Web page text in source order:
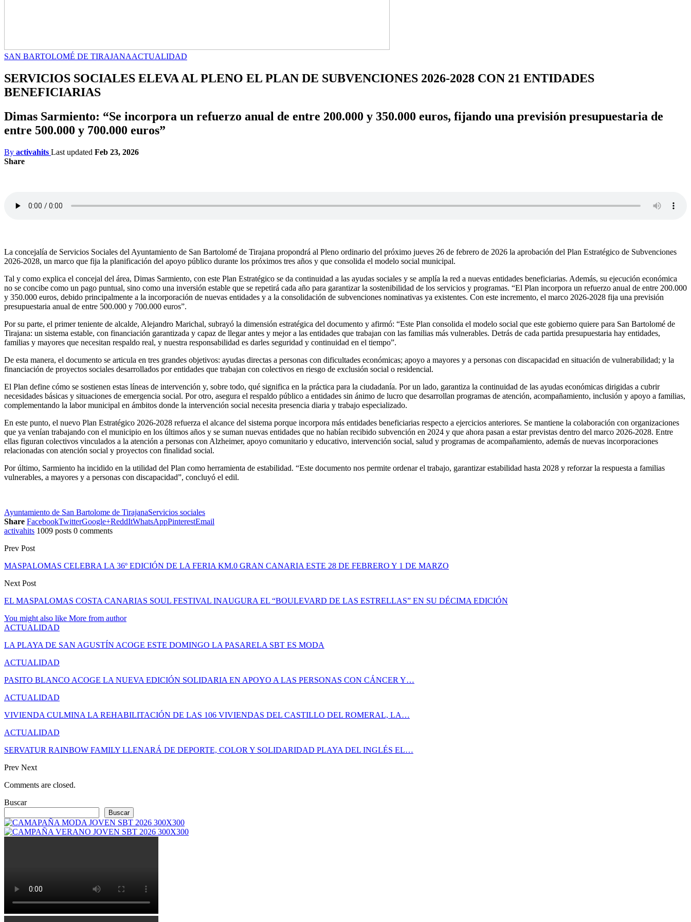
SAN BARTOLOMÉ DE TIRAJANAACTUALIDAD
SERVICIOS SOCIALES ELEVA AL PLENO EL PLAN DE SUBVENCIONES 2026-2028 CON 21 ENTIDADES
BENEFICIARIAS
Dimas Sarmiento: “Se incorpora un refuerzo anual de entre 200.000 y 350.000 euros, fijando una previsión presupuestaria de
entre 500.000 y 700.000 euros”
By activahits Last updated Feb 23, 2026
Share
La concejalía de Servicios Sociales del Ayuntamiento de San Bartolomé de Tirajana propondrá al Pleno ordinario del próximo jueves 26 de febrero de 2026 la aprobación del Plan Estratégico de Subvenciones
2026-2028, un marco que fija la planificación del apoyo público durante los próximos tres años y que consolida el modelo social municipal.
Tal y como explica el concejal del área, Dimas Sarmiento, con este Plan Estratégico se da continuidad a las ayudas sociales y se amplía la red a nuevas entidades beneficiarias. Además, su ejecución económica
no se concibe como un pago puntual, sino como una inversión estable que se repetirá cada año para garantizar la sostenibilidad de los servicios y programas. “El Plan incorpora un refuerzo anual de entre 200.000
y 350.000 euros, debido principalmente a la incorporación de nuevas entidades y a la consolidación de subvenciones nominativas ya existentes. Con este incremento, el marco 2026-2028 fija una previsión
presupuestaria anual de entre 500.000 y 700.000 euros”.
Por su parte, el primer teniente de alcalde, Alejandro Marichal, subrayó la dimensión estratégica del documento y afirmó: “Este Plan consolida el modelo social que este gobierno quiere para San Bartolomé de
Tirajana: un sistema estable, con financiación garantizada y capaz de llegar antes y mejor a las entidades que trabajan con las familias más vulnerables. Detrás de cada partida presupuestaria hay entidades,
familias y mayores que necesitan respaldo real, y nuestra responsabilidad es darles seguridad y continuidad en el tiempo”.
De esta manera, el documento se articula en tres grandes objetivos: ayudas directas a personas con dificultades económicas; apoyo a mayores y a personas con discapacidad en situación de vulnerabilidad; y la
financiación de proyectos sociales desarrollados por entidades que trabajan con colectivos en riesgo de exclusión social o residencial.
El Plan define cómo se sostienen estas líneas de intervención y, sobre todo, qué significa en la práctica para la ciudadanía. Por un lado, garantiza la continuidad de las ayudas económicas dirigidas a cubrir
necesidades básicas y situaciones de emergencia social. Por otro, asegura el respaldo público a entidades sin ánimo de lucro que desarrollan programas de atención, acompañamiento, inclusión y apoyo a familias,
complementando la labor municipal en ámbitos donde la intervención social necesita presencia diaria y trabajo especializado.
En este punto, el nuevo Plan Estratégico 2026-2028 refuerza el alcance del sistema porque incorpora más entidades beneficiarias respecto a ejercicios anteriores. Se mantiene la colaboración con organizaciones
que ya venían trabajando con el municipio en los últimos años y se suman nuevas entidades que no habían recibido subvención en 2024 y que ahora pasan a estar previstas dentro del marco 2026-2028. Entre
ellas figuran colectivos vinculados a la atención a personas con Alzheimer, apoyo comunitario y educativo, intervención social, salud y programas de acompañamiento, además de nuevas incorporaciones
relacionadas con atención social y proyectos con finalidad social.
Por último, Sarmiento ha incidido en la utilidad del Plan como herramienta de estabilidad. “Este documento nos permite ordenar el trabajo, garantizar estabilidad hasta 2028 y reforzar la respuesta a familias
vulnerables, a mayores y a personas con discapacidad”, concluyó el edil.
Ayuntamiento de San Bartolome de TirajanaServicios sociales
Share FacebookTwitterGoogle+ReddItWhatsAppPinterestEmail
activahits 1009 posts 0 comments
Prev Post
MASPALOMAS CELEBRA LA 36º EDICIÓN DE LA FERIA KM.0 GRAN CANARIA ESTE 28 DE FEBRERO Y 1 DE MARZO
Next Post
EL MASPALOMAS COSTA CANARIAS SOUL FESTIVAL INAUGURA EL “BOULEVARD DE LAS ESTRELLAS” EN SU DÉCIMA EDICIÓN
You might also like More from author
ACTUALIDAD
LA PLAYA DE SAN AGUSTÍN ACOGE ESTE DOMINGO LA PASARELA SBT ES MODA
ACTUALIDAD
PASITO BLANCO ACOGE LA NUEVA EDICIÓN SOLIDARIA EN APOYO A LAS PERSONAS CON CÁNCER Y…
ACTUALIDAD
VIVIENDA CULMINA LA REHABILITACIÓN DE LAS 106 VIVIENDAS DEL CASTILLO DEL ROMERAL, LA…
ACTUALIDAD
SERVATUR RAINBOW FAMILY LLENARÁ DE DEPORTE, COLOR Y SOLIDARIDAD PLAYA DEL INGLÉS EL…
Prev Next
Comments are closed.
Buscar
Buscar